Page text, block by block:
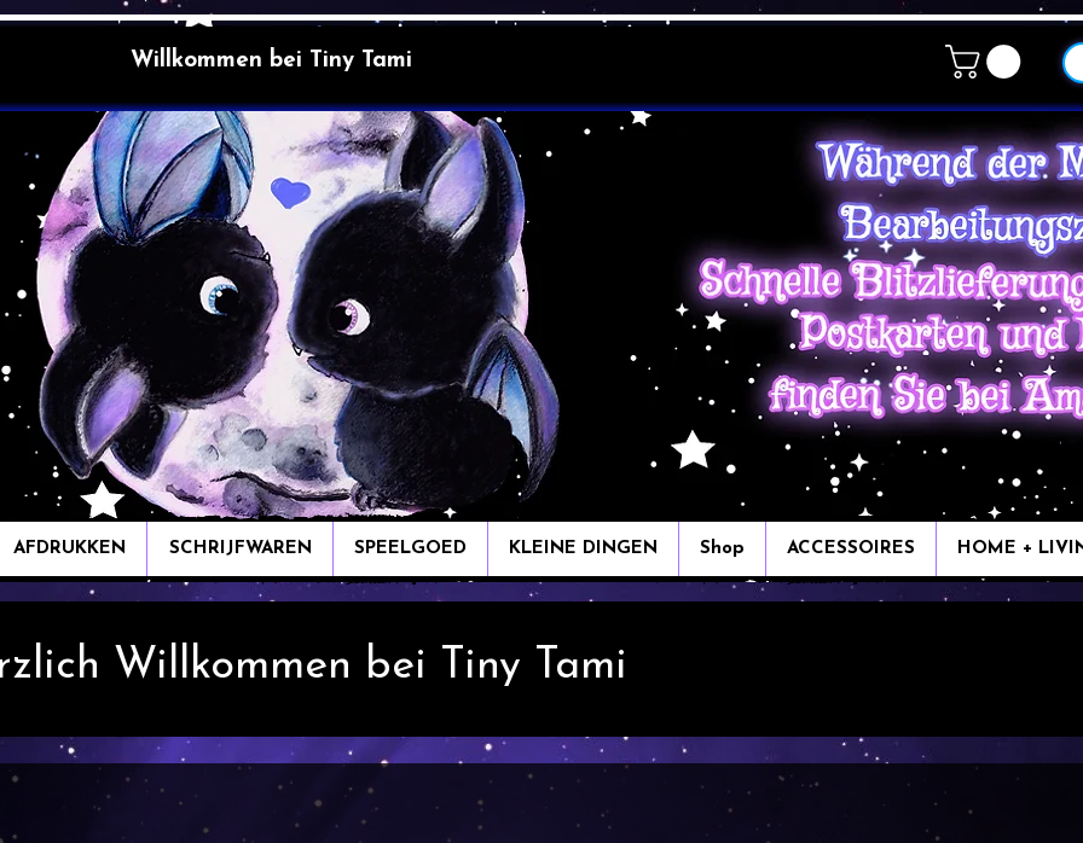
Willkommen bei Tiny Tami
AFDRUKKEN SCHRIJFWAREN SPEELGOED KLEINE DINGEN Shop ACCESSOIRES HOME +
Willkommen bei Tiny Tami